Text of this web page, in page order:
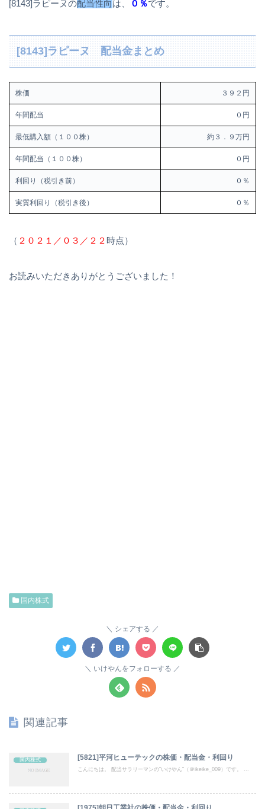
[8143]ラピーヌの配当性向は、 ０％です。
[8143]ラピーヌ 配当金まとめ
株価 ３９２円
年間配当 ０円
最低購入額（１００株） 約３．９万円
年間配当（１００株） ０円
利回り（税引き前） ０％
実質利回り（税引き後） ０％
（ ２０２１／０３／２２時点）
お読みいただきありがとうございました！
国内株式
シェアする
いけやんをフォローする
関連記事
国内株式 [5821]平河ヒューテックの株価・配当金・利回り
こんにちは。 配当サラリーマンの“いけやん”（＠ikeike_009）です。 ...